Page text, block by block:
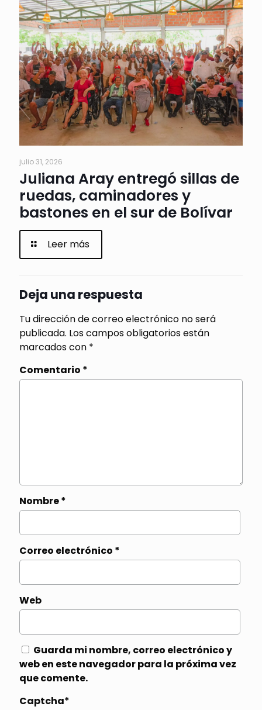
julio 31, 2026
Juliana Aray entregó sillas de
ruedas, caminadores y
bastones en el sur de Bolívar
Leer más
Deja una respuesta
Tu dirección de correo electrónico no será
publicada. Los campos obligatorios están
marcados con *
Comentario *
Nombre*
Correo electrónico *
Web
Guarda mi nombre, correo electrónico y
web en este navegador para la próxima vez
que comente.
Captcha*